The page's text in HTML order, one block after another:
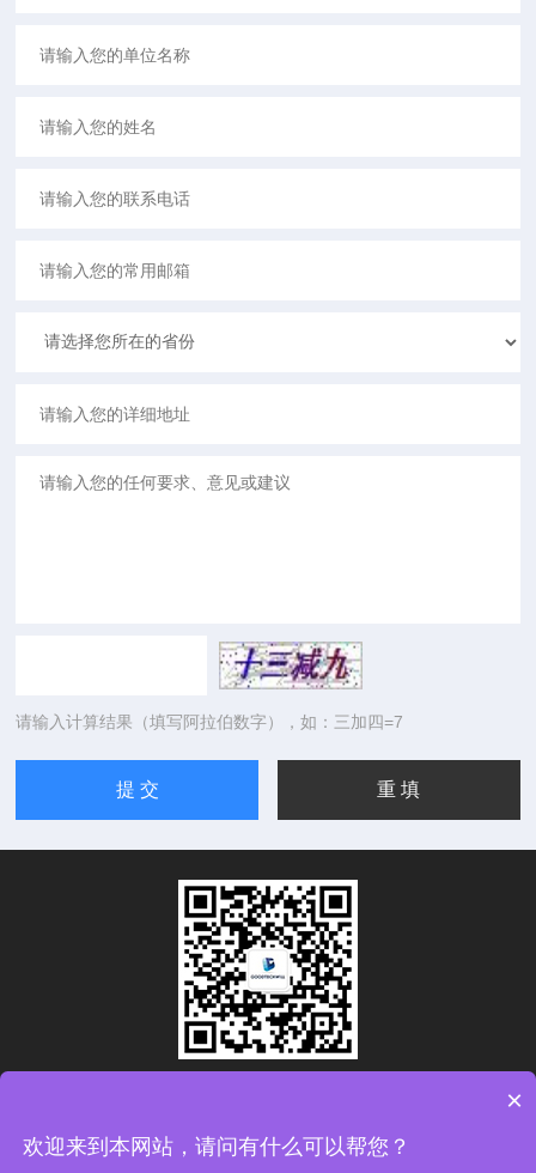
请输入计算结果（填写阿拉伯数字），如：三加四=7
Copyright © 2026高特威尔科学仪器(青岛)有限公司（高铁检测
×
欢迎来到本网站，请问有什么可以帮您？